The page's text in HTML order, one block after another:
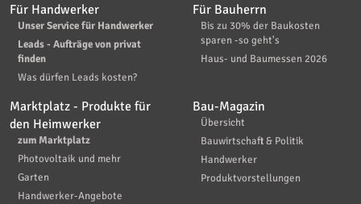
Für Handwerker
Unser Service für Handwerker
Leads - Aufträge von privat
finden
Was dürfen Leads kosten?
Für Bauherrn
Bis zu 30% der Baukosten
sparen -so geht's
Haus- und Baumessen 2026
Marktplatz - Produkte für
den Heimwerker
zum Marktplatz
Photovoltaik und mehr
Garten
Handwerker-Angebote
Bau-Magazin
Übersicht
Bauwirtschaft & Politik
Handwerker
Produktvorstellungen